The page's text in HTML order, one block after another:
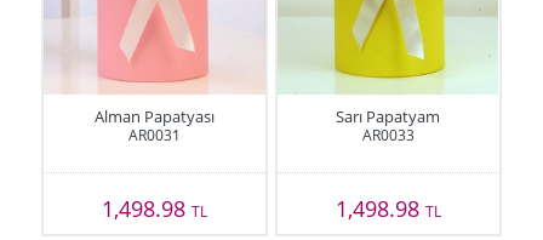
Alman Papatyası
AR0031
1,498.98TL
Sarı Papatyam
AR0033
1,498.98 TL